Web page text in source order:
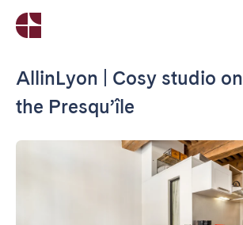
AllinLyon | Cosy studio on
the Presqu’île